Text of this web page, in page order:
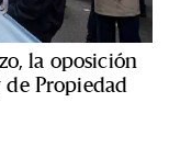
la oposición
Propiedad